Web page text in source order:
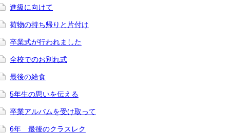
進級に向けて
荷物の持ち帰りと片付け
卒業式が行われました
全校でのお別れ式
最後の給食
5年生の思いを伝える
卒業アルバムを受け取って
6年 最後のクラスレク